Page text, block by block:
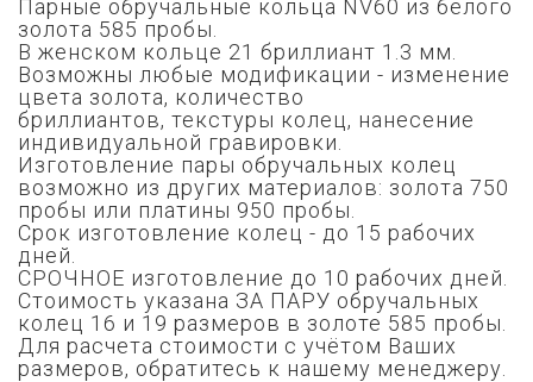
Парные обручальные кольца NV60 из белого
золота 585 пробы.
В женском кольце 21 бриллиант 1.3 мм.
Возможны любые модификации - изменение
цвета золота, количество
бриллиантов, текстуры колец, нанесение
индивидуальной гравировки.
Изготовление пары обручальных колец
возможно из других материалов: золота 750
пробы или платины 950 пробы.
Срок изготовление колец - до 15 рабочих
дней.
СРОЧНОЕ изготовление до 10 рабочих дней.
Стоимость указана ЗА ПАРУ обручальных
колец 16 и 19 размеров в золоте 585 пробы.
Для расчета стоимости с учётом Ваших
размеров, обратитесь к нашему менеджеру.